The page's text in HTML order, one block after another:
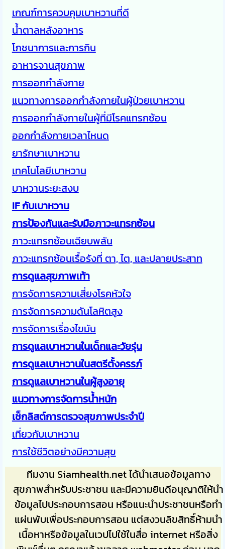
เกณฑ์การควบคุมเบาหวานที่ดี
น้ำตาลหลังอาหาร
โภชนาการและการกิน
อาหารจานสุขภาพ
การออกกำลังกาย
แนวทางการออกกำลังกายในผู้ป่วยเบาหวาน
การออกกำลังกายในผู้ที่มีโรคแทรกซ้อน
ออกกำลังกายเวลาไหนด
ยารักษาเบาหวาน
เทคโนโลยีเบาหวาน
บาหวานระยะสงบ
IF กับเบาหวาน
การป้องกันและรับมือภาวะแทรกซ้อน
ภาวะแทรกซ้อนเฉียบพลัน
ภาวะแทรกซ้อนเรื้อรังที่ ตา, ไต, และปลายประสาท
การดูแลสุขภาพเท้า
การจัดการความเสี่ยงโรคหัวใจ
การจัดการความดันโลหิตสูง
การจัดการเรื่องไขมัน
การดูแลเบาหวานในเด็กและวัยรุ่น
การดูแลเบาหวานในสตรีตั้งครรภ์
การดูแลเบาหวานในผู้สูงอายุ
แนวทางการจัดการน้ำหนัก
เช็กลิสต์การตรวจสุขภาพประจำปี
เที่ยวกับเบาหวาน
การใช้ชีวิตอย่างมีความสุข
ทีมงาน Siamhealth.net ได้นำเสนอข้อมูลทาง
สุขภาพสำหรับประชาชน และมีความยินดีอนุญาติให้นำ
ข้อมูลไปประกอบการสอน หรือแนะนำประชาชนหรือทำ
แผ่นพับเพื่อประกอบการสอน แต่สงวนลิขสิทธิ์ห้ามนำ
เนื้อหาหรือข้อมูลในเวปไปใช้ในสื่อ internet หรือสิ่ง